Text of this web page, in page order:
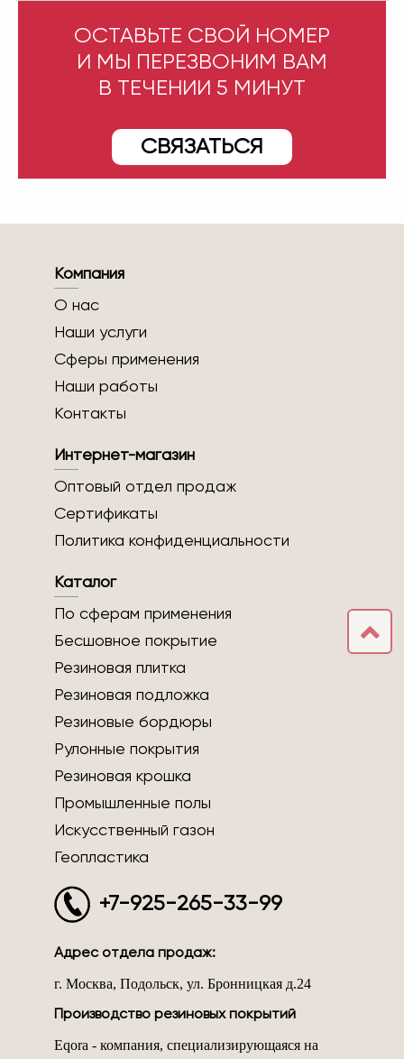
ОСТАВЬТЕ СВОЙ НОМЕР
И МЫ ПЕРЕЗВОНИМ ВАМ
В ТЕЧЕНИИ 5 МИНУТ
СВЯЗАТЬСЯ
Компания
О нас
Наши услуги
Сферы применения
Наши работы
Контакты
Интернет-магазин
Оптовый отдел продаж
Сертификаты
Политика конфиденциальности
Каталог
По сферам применения
Бесшовное покрытие
Резиновая плитка
Резиновая подложка
Резиновые бордюры
Рулонные покрытия
Резиновая крошка
Промышленные полы
Искусственный газон
Геопластика
+7-925-265-33-99
Адрес отдела продаж:
г. Москва, Подольск, ул. Бронницкая д.24
Производство резиновых покрытий
Eqora - компания, специализирующаяся на